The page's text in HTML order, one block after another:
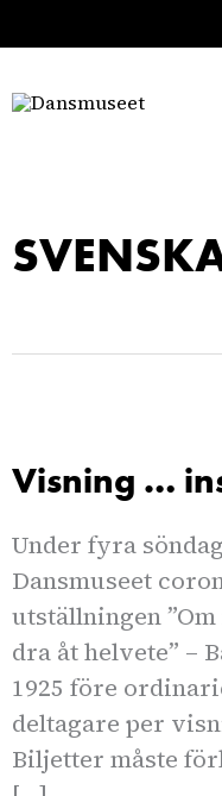
Visning …
Under fyra
Dansmuseet
utställningen
dra åt helvete” –
1925 före
deltagare per
Biljetter måste